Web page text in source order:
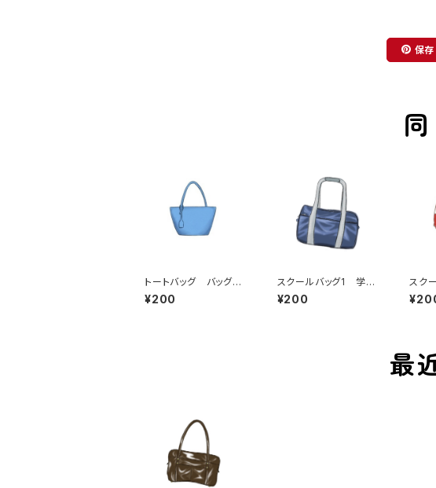
保存
トートバッグ バッグ
レディース メンズ 学
生鞄 通勤カバン ビ
¥200
スクールバッグ1 学生
鞄 ナイロン ブルー
¥200
スク
セル
学生
最